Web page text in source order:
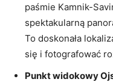
paśmie Kamnik-
spektakularną
To ⁣doskonała
się i fotografować
Punkt widokowy